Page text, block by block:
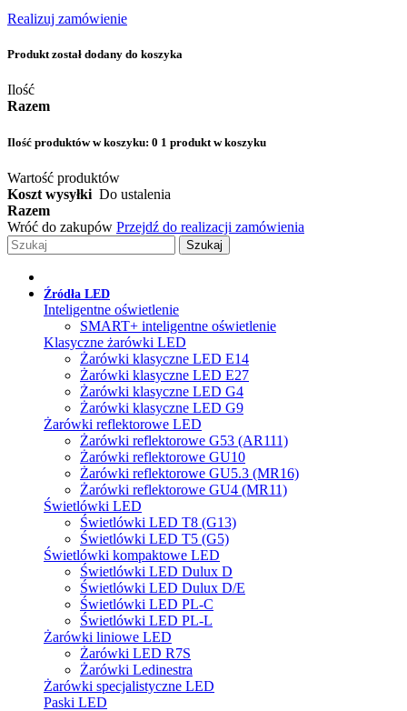
Realizuj zamówienie
Produkt został dodany do koszyka
Ilość
Razem
Ilość produktów w koszyku: 0 1 produkt w koszyku
Wartość produktów
Koszt wysyłki Do ustalenia
Razem
Wróć do zakupów Przejdź do realizacji zamówienia
Szukaj
Źródła LED
Inteligentne oświetlenie
SMART+ inteligentne oświetlenie
Klasyczne żarówki LED
Żarówki klasyczne LED E14
Żarówki klasyczne LED E27
Żarówki klasyczne LED G4
Żarówki klasyczne LED G9
Żarówki reflektorowe LED
Żarówki reflektorowe G53 (AR111)
Żarówki reflektorowe GU10
Żarówki reflektorowe GU5.3 (MR16)
Żarówki reflektorowe GU4 (MR11)
Świetlówki LED
Świetlówki LED T8 (G13)
Świetlówki LED T5 (G5)
Świetlówki kompaktowe LED
Świetlówki LED Dulux D
Świetlówki LED Dulux D/E
Świetlówki LED PL-C
Świetlówki LED PL-L
Żarówki liniowe LED
Żarówki LED R7S
Żarówki Ledinestra
Żarówki specjalistyczne LED
Paski LED